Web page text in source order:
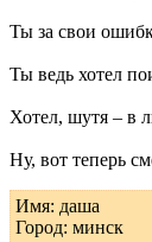
Ты за свои
Ты ведь хотел
Хотел, шутя – в
Ну, вот теперь
Имя: даша
Город: минск